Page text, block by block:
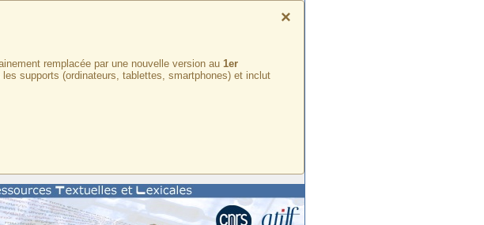
×
remplacée par une nouvelle version au 1er
supports (ordinateurs, tablettes, smartphones) et inclut